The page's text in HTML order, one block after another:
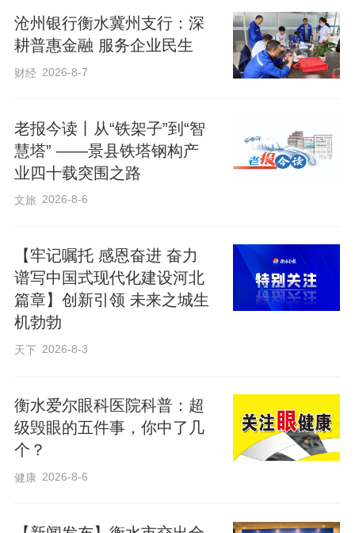
麦收期间，景县遭遇连续降雨天气，导致
田间麦穗含水率大幅升高，极易出现霉
亚冠家庭农场计划启用闲置多日的烘干设
备，大功率电机启动将带来用电负荷骤
网景县供电公司杜桥供电所外勤班长燕辉
带领工作人员主动上门服务，“吴经理，这
几天连续下雨，预计您这边烘干设备要上
马了，我们过来帮着检查一下线路和设
备。”工作人员携带检测设备，对农场的配
装置逐一排查，紧固松动的接线端子，更
换老化开关一处，并对农场变压器进行红
外测温，确保满载之下设备不“发烧”、线路
不“罢工”。烘干机组顺利启动运转，湿小麦
沧州银行衡水冀州支行：深
耕普惠金融 服务企业民生
财经 2026-8-7
老报今读丨从“铁架子”到“智
慧塔” ——景县铁塔钢构产
业四十载突围之路
文旅 2026-8-6
【牢记嘱托 感恩奋进 奋力
谱写中国式现代化建设河北
篇章】创新引领 未来之城生
机勃勃
天下 2026-8-3
衡水爱尔眼科医院科普：超
级毁眼的五件事，你中了几
个？
健康 2026-8-6